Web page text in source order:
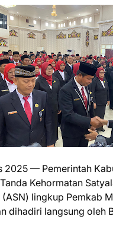
2025 — Pemerintah
Kehormatan
lingkup Pemkab
dihadiri langsung oleh